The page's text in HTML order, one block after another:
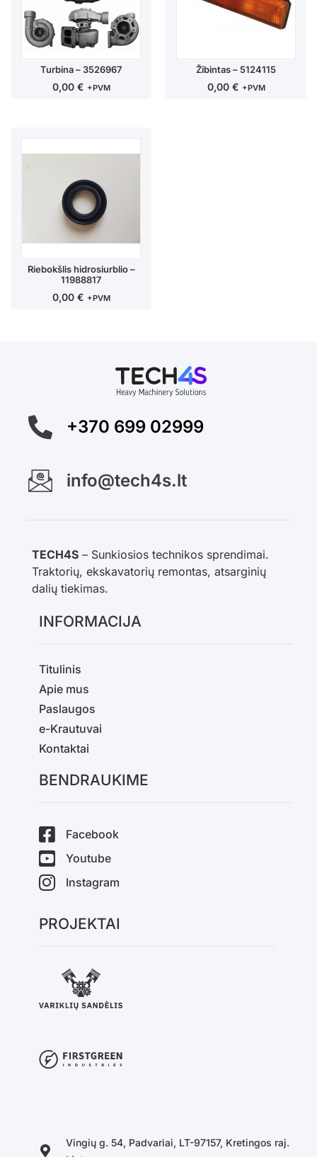
Turbina – 3526967
0,00 € +PVM
Žibintas – 5124115
0,00 € +PVM
Riebokšlis hidrosiurblio –
11988817
0,00 € +PVM
+370 699 02999
info@tech4s.lt
TECH4S – Sunkiosios technikos sprendimai.
Traktorių, ekskavatorių remontas, atsarginių
dalių tiekimas.
INFORMACIJA
Titulinis
Apie mus
Paslaugos
e-Krautuvai
Kontaktai
BENDRAUKIME
Facebook
Youtube
Instagram
PROJEKTAI
Vingių g. 54, Padvariai, LT-97157, Kretingos raj.